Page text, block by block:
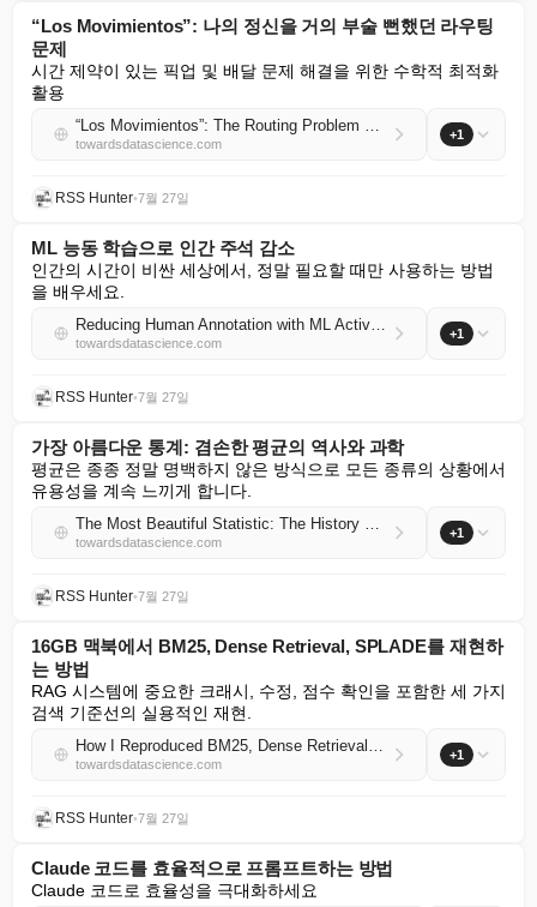
“Los Movimientos”: 나의 정신을 거의 부술 뻔했던 라우팅
문제
시간 제약이 있는 픽업 및 배달 문제 해결을 위한 수학적 최적화
활용
“Los Movimientos”: The Routing Problem That Nearly Broke My Spirit
towardsdatascience.com
+1
RSS Hunter•7월 27일
ML 능동 학습으로 인간 주석 감소
인간의 시간이 비싼 세상에서, 정말 필요할 때만 사용하는 방법
을 배우세요.
Reducing Human Annotation with ML Active Learning
towardsdatascience.com
+1
RSS Hunter•7월 27일
가장 아름다운 통계: 겸손한 평균의 역사와 과학
평균은 종종 정말 명백하지 않은 방식으로 모든 종류의 상황에서
유용성을 계속 느끼게 합니다.
The Most Beautiful Statistic: The History and the Science of the Humble Mean
towardsdatascience.com
+1
RSS Hunter•7월 27일
16GB 맥북에서 BM25, Dense Retrieval, SPLADE를 재현하
는 방법
RAG 시스템에 중요한 크래시, 수정, 점수 확인을 포함한 세 가지
검색 기준선의 실용적인 재현.
How I Reproduced BM25, Dense Retrieval, and SPLADE on a 16GB MacBook
towardsdatascience.com
+1
RSS Hunter•7월 27일
Claude 코드를 효율적으로 프롬프트하는 방법
Claude 코드로 효율성을 극대화하세요